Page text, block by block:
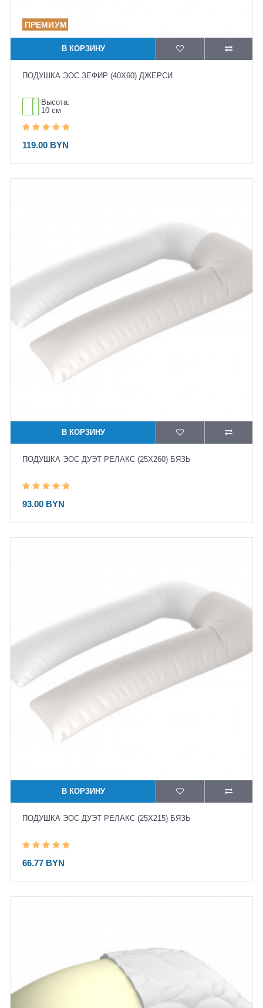
В КОРЗИНУ
ПОДУШКА ЭОС ЗЕФИР (40X60) ДЖЕРСИ
Высота:
10 см
119.00 BYN
В КОРЗИНУ
ПОДУШКА ЭОС ДУЭТ РЕЛАКС (25X260) БЯЗЬ
93.00 BYN
В КОРЗИНУ
ПОДУШКА ЭОС ДУЭТ РЕЛАКС (25X215) БЯЗЬ
66.77 BYN